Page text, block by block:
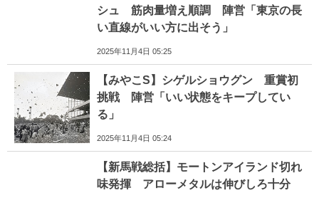
シュ 筋肉量増え順調 陣営「東京の長
い直線がいい方に出そう」
2025年11月4日 05:25
【みやこS】シゲルショウグン 重賞初
挑戦 陣営「いい状態をキープしてい
る」
2025年11月4日 05:24
【新馬戦総括】モートンアイランド切れ
味発揮 アローメタルは伸びしろ十分